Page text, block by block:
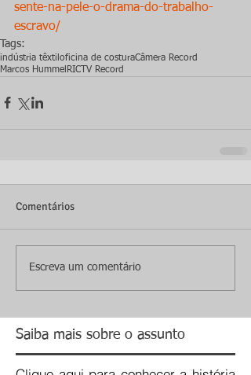
sente-na-pele-o-drama-do-trabalho-
escravo/
Tags:
indústria têxtil oficina de costuraCâmera Record
Marcos Hummel RICTV Record
Comentários
Escreva um comentário
Saiba mais sobre o assunto